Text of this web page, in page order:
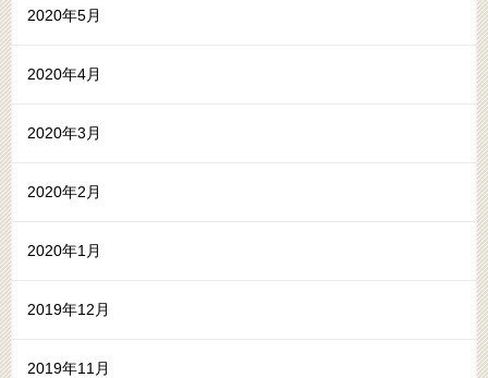
2020年5月
2020年4月
2020年3月
2020年2月
2020年1月
2019年12月
2019年11月